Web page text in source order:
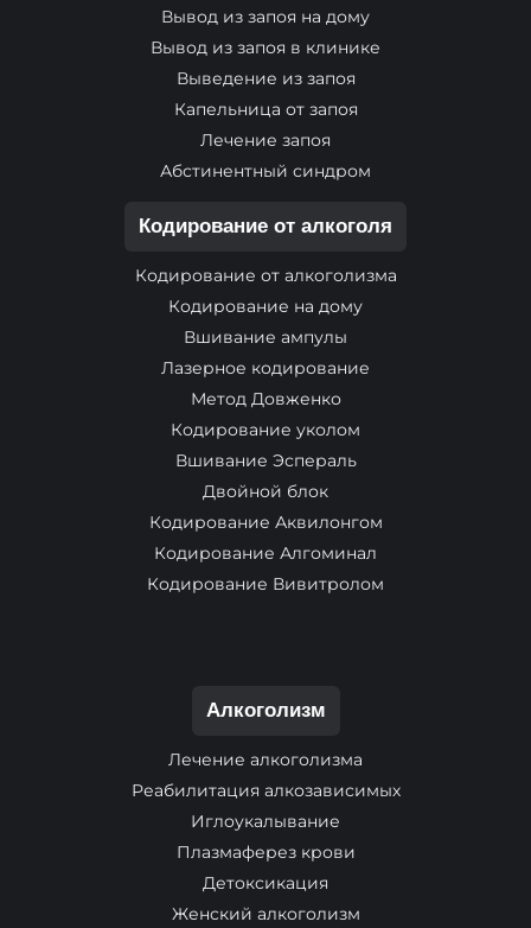
Вывод из запоя на дому
Вывод из запоя в клинике
Выведение из запоя
Капельница от запоя
Лечение запоя
Абстинентный синдром
Кодирование от алкоголя
Кодирование от алкоголизма
Кодирование на дому
Вшивание ампулы
Лазерное кодирование
Метод Довженко
Кодирование уколом
Вшивание Эспераль
Двойной блок
Кодирование Аквилонгом
Кодирование Алгоминал
Кодирование Вивитролом
Алкоголизм
Лечение алкоголизма
Реабилитация алкозависимых
Иглоукалывание
Плазмаферез крови
Детоксикация
Женский алкоголизм